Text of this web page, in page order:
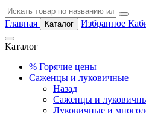
Главная Каталог Избранное
Каталог
% Горячие цены
Саженцы и луковичные
Назад
Саженцы и
Луковичные и